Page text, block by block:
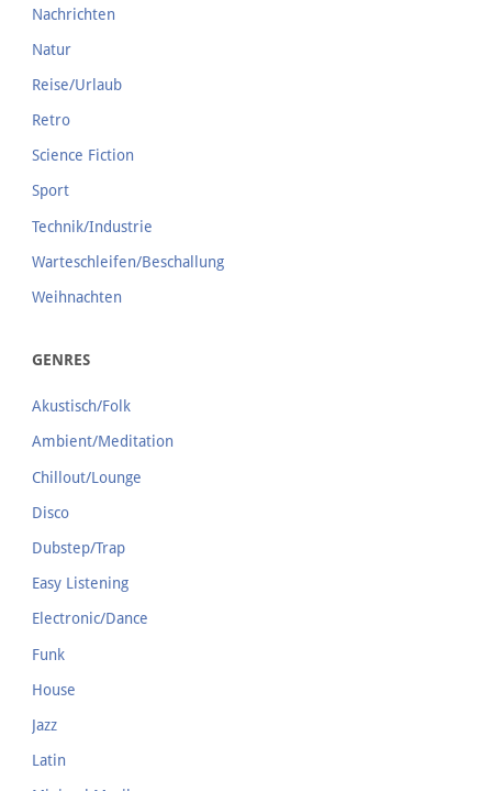
Nachrichten
Natur
Reise/Urlaub
Retro
Science Fiction
Sport
Technik/Industrie
Warteschleifen/Beschallung
Weihnachten
GENRES
Akustisch/Folk
Ambient/Meditation
Chillout/Lounge
Disco
Dubstep/Trap
Easy Listening
Electronic/Dance
Funk
House
Jazz
Latin